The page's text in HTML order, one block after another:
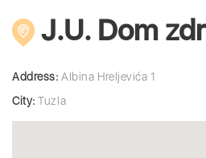
J.U. Dom
Address: Albina Hreljevića 1
City: Tuzla